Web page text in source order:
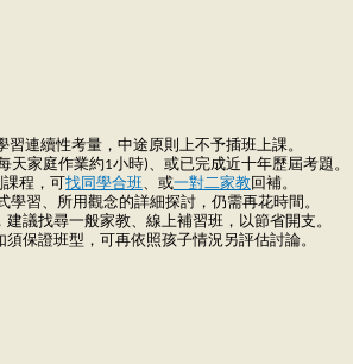
連續性考量，中途原則上不予插班上課。
家庭作業約1小時)、或已完成近十年歷屆考題。
程，可 找同學合班、或一對二家教回補。
習、所用觀念的詳細探討，仍需再花時間。
議找尋一般家教、線上補習班，以節省開支。
保證班型，可再依照孩子情況另評估討論。